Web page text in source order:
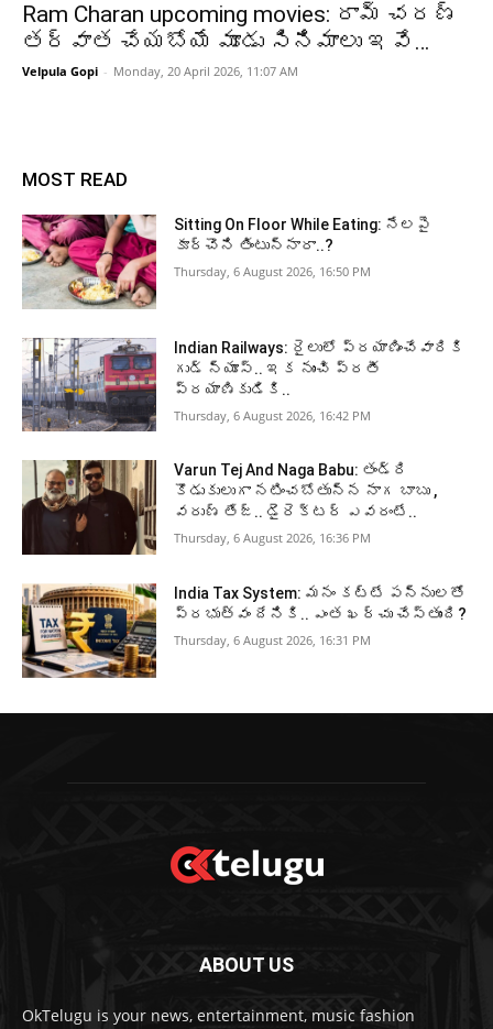
Ram Charan upcoming movies: రామ్ చరణ్
తర్వాత చేయబోయే మూడు సినిమాలు ఇవే…
Velpula Gopi - Monday, 20 April 2026, 11:07 AM
MOST READ
Sitting On Floor While Eating: నేలపై
కూర్చొని తింటున్నారా..?
Thursday, 6 August 2026, 16:50 PM
Indian Railways: రైలులో ప్రయాణించేవారికి
గుడ్ న్యూస్.. ఇక నుంచి ప్రతీ
ప్రయాణికుడికి..
Thursday, 6 August 2026, 16:42 PM
Varun Tej And Naga Babu: తండ్రి
కొడుకులుగా నటించబోతున్న నాగ బాబు ,
వరుణ్ తేజ్.. డైరెక్టర్ ఎవరంటే..
Thursday, 6 August 2026, 16:36 PM
India Tax System: మనం కట్టే పన్నులతో
ప్రభుత్వం దేనికి.. ఎంత ఖర్చు చేస్తుంది?
Thursday, 6 August 2026, 16:31 PM
ABOUT US
OkTelugu is your news, entertainment, music fashion